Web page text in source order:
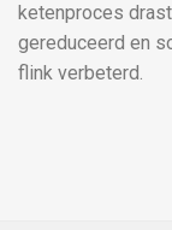
ketenproces
gereduceerd en
flink verbeterd.